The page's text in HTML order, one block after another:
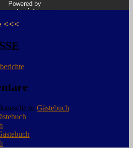
<<<
zu Gästebuch